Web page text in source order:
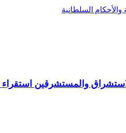
والمستشرقين